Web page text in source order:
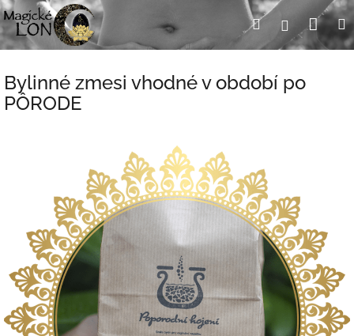
Prejsť
na
obsah
Hľadať
Bylinné zmesi vhodné v období po
PÔRODE